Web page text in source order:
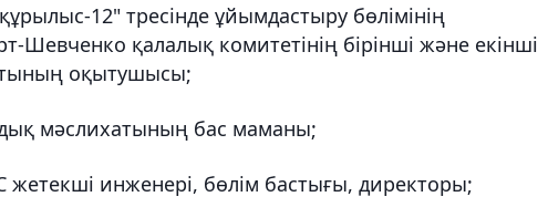
12" тресінде ұйымдастыру бөлімінің
Шевченко қалалық комитетінің бірінші және екінші
оқытушысы;
мәслихатының бас маманы;
инженері, бөлім бастығы, директоры;